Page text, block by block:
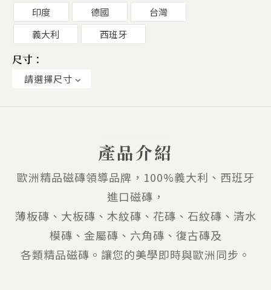
印度 德國
台灣
義大利
西班牙
尺寸：
請選擇尺寸
產品介紹
歐洲精品磁磚領導品牌，100%義大利、西班牙
進口磁磚，
薄板磚、大板磚、木紋磚、花磚、石紋磚、清水
模磚、金屬磚、六角磚、復古磚及
各類精品磁磚。讓您的美學即時與歐洲同步。